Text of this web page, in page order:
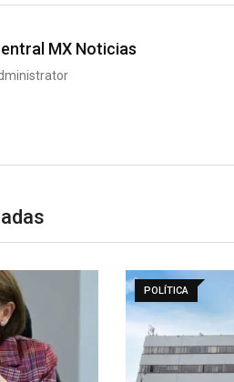
MX Noticias
POLÍTICA